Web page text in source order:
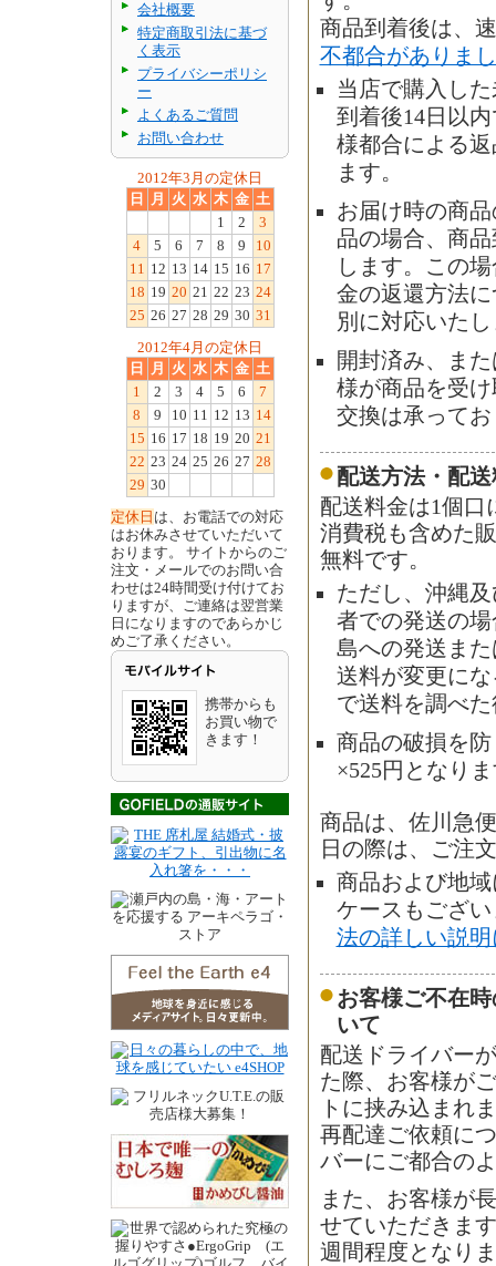
会社概要
特定商取引法に基づ
く表示
プライバシーポリシ
ー
よくあるご質問
お問い合わせ
2012年3月の定休日
日
月 火 水 木 金 土
1
2
3
4
5 6 7 8 9
10
11 12 13 14 15 16 17
18 19 20 21 22 23 24
25 26 27 28 29 30 31
2012年4月の定休日
日
月 火 水 木 金 土
1
2 3 4 5 6
7
8
9 10 11 12 13 14
15 16 17 18 19 20 21
22 23 24 25 26 27 28
29 30
定休日 は、お電話での対応
はお休みさせていただいて
おります。 サイトからのご
注文・メールでのお問い合
わせは24時間受け付けてお
りますが、ご連絡は翌営業
日になりますのであらかじ
めご了承ください。
携帯からも
お買い物で
きます！
商品到着後は、
不都合がありま
当店で購入し
到着後14日以
様都合による
ます。
お届け時の商
品の場合、商
します。この
金の返還方法
別に対応いた
開封済み、ま
様が商品を受
交換は承って
配送方法・配
配送料金は1個口
消費税も含めた
無料です。
ただし、沖縄
者での発送の
島への発送ま
送料が変更に
で送料を調べ
商品の破損を
×525円となり
商品は、佐川急
日の際は、ご注
商品および地
ケースもござ
法の詳しい説
お客様ご不在
いて
配送ドライバー
た際、お客様が
トに挟み込まれ
再配達ご依頼に
バーにご都合の
また、お客様が
せていただきま
週間程度となり